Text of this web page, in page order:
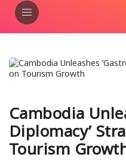
Cambodia
Diplomacy’
Tourism